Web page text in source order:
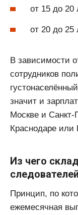
от 15 до 20
от 20 до 25
В зависимости
сотрудников
значит и
Москве и
Краснодаре или
Из чего
следователей
Принцип, по
ежемесячная